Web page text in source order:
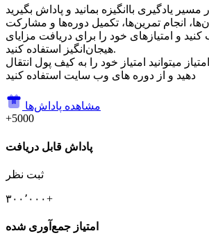
انجام تمرین‌ها، تکمیل دوره‌ها و مشارکت
و امتیازهای خود را برای دریافت مزایای
هیجان‌انگیز استفاده کنید.
میتوانید امتیاز خود را به کیف پول انتقال
دهید و از دوره های وب سایت استفاده کنید
مشاهده پاداش‌ها
+5000
پاداش قابل دریافت
ثبت نظر
۳۰۰٬۰۰۰+
امتیاز جمع‌آوری شده